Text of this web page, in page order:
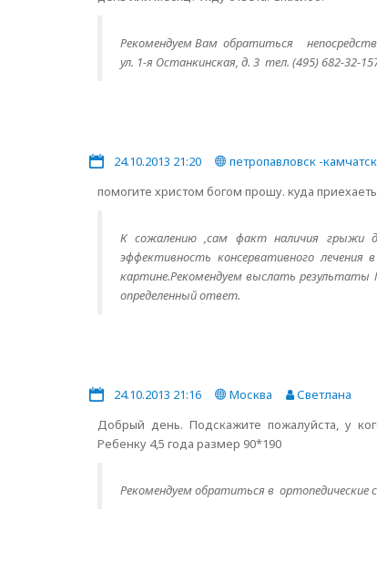
РекомендуемВам обратиться
ул. 1-я Останкинская, д. 3 тел. (495) 682-32-
24.10.2013 21:20 петропавловск -
помогите христом богом прошу. куда
К сожалению ,сам факт наличия грыжи
эффективность консервативного
картине.Рекомендуем выслать
определенный ответ.
24.10.2013 21:16 Москва
Светлана
Добрый день. Подскажите пожалуйста, у
Ребенку 4,5 года размер 90*190
Рекомендуем обратиться в ортопедические